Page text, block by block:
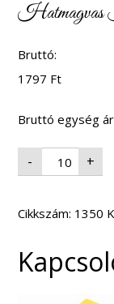
Hatmagvas
Bruttó:
1797 Ft
Bruttó egység
- Hatmagvas
Keverék
10kg
+
Cikkszám: 1350